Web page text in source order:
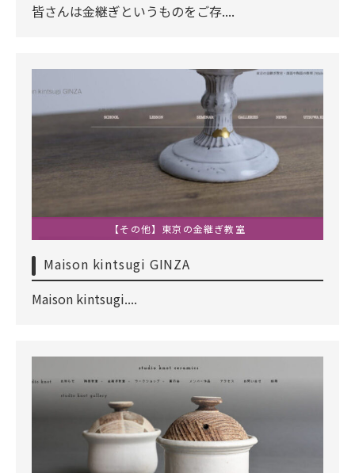
皆さんは金継ぎというものをご存....
【その他】東京の金継ぎ教室
Maison kintsugi GINZA
Maison kintsugi....